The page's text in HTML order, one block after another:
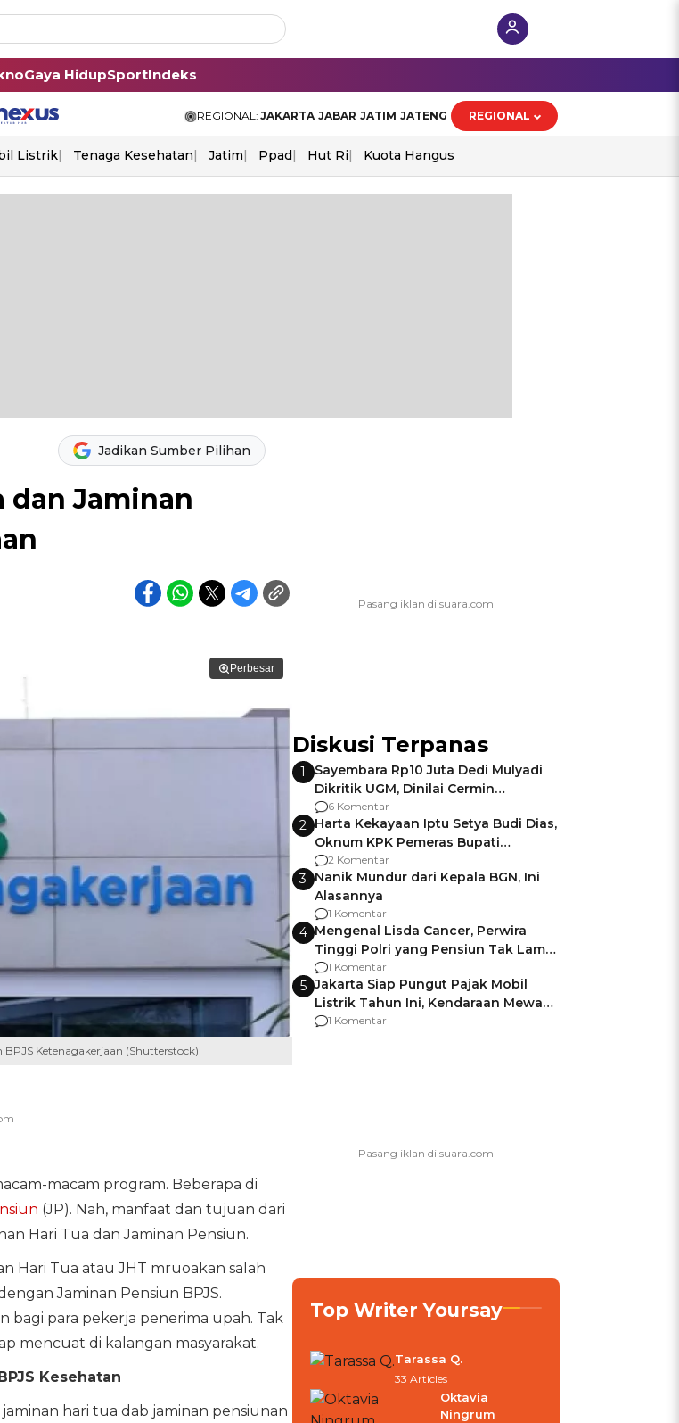
Gaya HidupSportIndeks
REGIONAL: JAKARTA JABAR JATIM JATENG REGIONAL
Listrik Tenaga Kesehatan Jatim Ppad Hut Ri Kuota Hangus
Jadikan Sumber Pilihan
dan Jaminan
Perbesar
Ketenagakerjaan (Shutterstock)
macam program. Beberapa di
(JP). Nah, manfaat dan tujuan dari
Hari Tua dan Jaminan Pensiun.
Hari Tua atau JHT mruoakan salah
Jaminan Pensiun BPJS.
bagi para pekerja penerima upah. Tak
mencuat di kalangan masyarakat.
Kesehatan
hari tua dab jaminan pensiunan
Diskusi Terpanas
1
Sayembara Rp10 Juta Dedi Mulyadi
Dikritik UGM, Dinilai Cermin
Gagalnya Negara Jamin Keamanan
6 Komentar
2 Harta Kekayaan Iptu Setya Budi Dias,
Oknum KPK Pemeras Bupati
Pemalang
2 Komentar
3 Nanik Mundur dari Kepala BGN, Ini
Alasannya
1 Komentar
4 Mengenal Lisda Cancer, Perwira
Tinggi Polri yang Pensiun Tak Lama
Usai Jadi Brigjen
1 Komentar
5 Jakarta Siap Pungut Pajak Mobil
Listrik Tahun Ini, Kendaraan Mewah
Kena hingga 75% PKB
1 Komentar
Top Writer Yoursay
Tarassa Q.
33 Articles
Oktavia
Ningrum